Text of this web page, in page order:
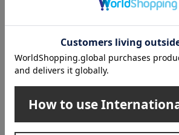
大切なお知らせ
2026年07月29日
お届け遅延のお知らせ
2025年10月03日